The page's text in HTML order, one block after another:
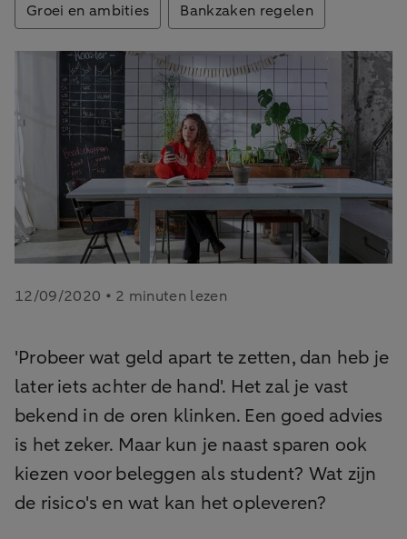
Groei en ambities Bankzaken regelen
12/09/2020 • 2 minuten lezen
'Probeer wat geld apart te zetten, dan heb je
later iets achter de hand'. Het zal je vast
bekend in de oren klinken. Een goed advies
is het zeker. Maar kun je naast sparen ook
kiezen voor beleggen als student? Wat zijn
de risico's en wat kan het opleveren?